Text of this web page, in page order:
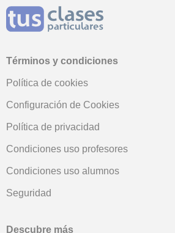
Términos y condiciones
Política de cookies
Configuración de Cookies
Política de privacidad
Condiciones uso profesores
Condiciones uso alumnos
Seguridad
Descubre más